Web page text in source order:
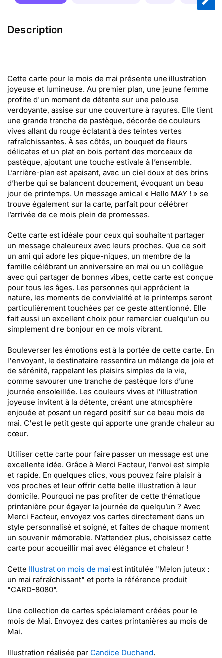
Description
Cette carte pour le mois de mai présente une illustration
joyeuse et lumineuse. Au premier plan, une jeune femme
profite d'un moment de détente sur une pelouse
verdoyante, assise sur une couverture à rayures. Elle tient
une grande tranche de pastèque, décorée de couleurs
vives allant du rouge éclatant à des teintes vertes
rafraîchissantes. À ses côtés, un bouquet de fleurs
délicates et un plat en bois portent des morceaux de
pastèque, ajoutant une touche estivale à l’ensemble.
L’arrière-plan est apaisant, avec un ciel doux et des brins
d’herbe qui se balancent doucement, évoquant un beau
jour de printemps. Un message amical « Hello MAY ! » se
trouve également sur la carte, parfait pour célébrer
l’arrivée de ce mois plein de promesses.
Cette carte est idéale pour ceux qui souhaitent partager
un message chaleureux avec leurs proches. Que ce soit
un ami qui adore les pique-niques, un membre de la
famille célébrant un anniversaire en mai ou un collègue
avec qui partager de bonnes vibes, cette carte est conçue
pour tous les âges. Les personnes qui apprécient la
nature, les moments de convivialité et le printemps seront
particulièrement touchées par ce geste attentionné. Elle
fait aussi un excellent choix pour remercier quelqu’un ou
simplement dire bonjour en ce mois vibrant.
Bouleverser les émotions est à la portée de cette carte. En
l'envoyant, le destinataire ressentira un mélange de joie et
de sérénité, rappelant les plaisirs simples de la vie,
comme savourer une tranche de pastèque lors d’une
journée ensoleillée. Les couleurs vives et l'illustration
joyeuse invitent à la détente, créant une atmosphère
enjouée et posant un regard positif sur ce beau mois de
mai. C'est le petit geste qui apporte une grande chaleur au
cœur.
Utiliser cette carte pour faire passer un message est une
excellente idée. Grâce à Merci Facteur, l’envoi est simple
et rapide. En quelques clics, vous pouvez faire plaisir à
vos proches et leur offrir cette belle illustration à leur
domicile. Pourquoi ne pas profiter de cette thématique
printanière pour égayer la journée de quelqu’un ? Avec
Merci Facteur, envoyez vos cartes directement dans un
style personnalisé et soigné, et faites de chaque moment
un souvenir mémorable. N’attendez plus, choisissez cette
carte pour accueillir mai avec élégance et chaleur !
Cette Illustration mois de mai est intitulée "Melon juteux :
un mai rafraîchissant" et porte la référence produit
"CARD-8080".
Une collection de cartes spécialement créées pour le
mois de Mai. Envoyez des cartes printanières au mois de
Mai.
Illustration réalisée par Candice Duchand.